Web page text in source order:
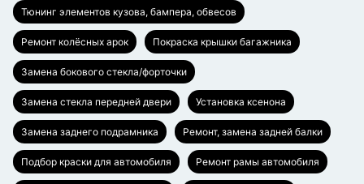
Тюнинг элементов кузова, бампера, обвесов
Ремонт колёсных арок Покраска крышки багажника
Замена бокового стекла/форточки
Замена стекла передней двери Установка ксенона
Замена заднего подрамника Ремонт, замена задней балки
Подбор краски для автомобиля Ремонт рамы автомобиля